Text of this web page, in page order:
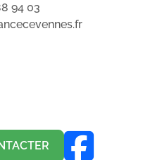
94 03